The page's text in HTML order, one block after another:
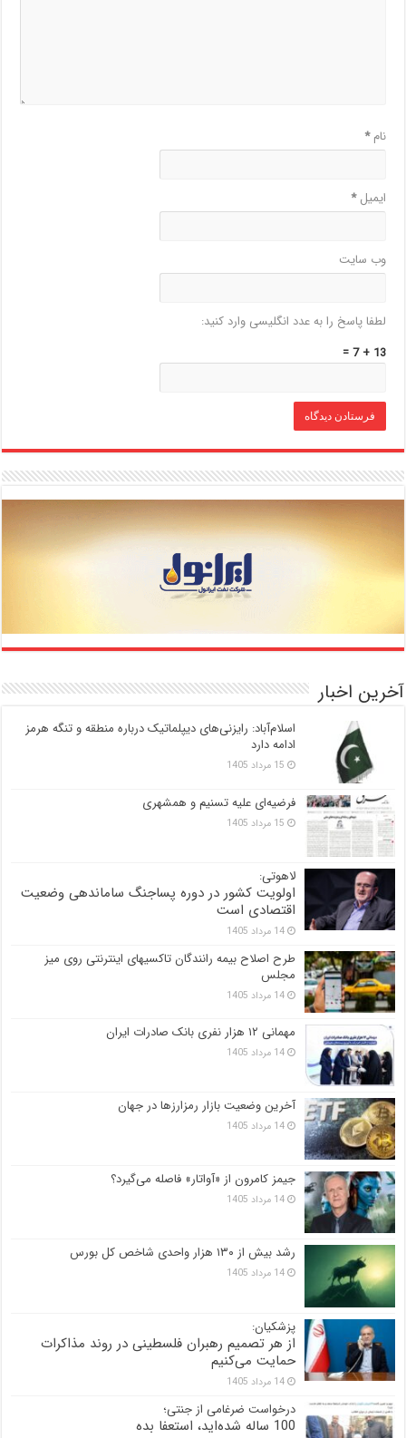
نام*
ایمیل*
وب‌ سایت
لطفا پاسخ را به عدد انگلیسی وارد کنید:
13 + 7 =
آخرین اخبار
اسلام‌آباد: رایزنی‌های دیپلماتیک درباره منطقه و تنگه هرمز
ادامه دارد
15 مرداد 1405
فرضیه‌ای علیه تسنیم و همشهری
15 مرداد 1405
لاهوتی:
اولویت کشور در دوره پساجنگ ساماندهی وضعیت
اقتصادی است
14 مرداد 1405
طرح اصلاح بیمه رانندگان تاکسیهای اینترنتی روی میز
مجلس
14 مرداد 1405
مهمانی ۱۲ هزار نفری بانک صادرات ایران
14 مرداد 1405
آخرین وضعیت بازار رمزارزها در جهان
14 مرداد 1405
جیمز کامرون از «آواتار» فاصله می‌گیرد؟
14 مرداد 1405
رشد بیش از ۱۳۰ هزار واحدی شاخص کل بورس
14 مرداد 1405
پزشکیان:
از هر تصمیم رهبران فلسطینی در روند مذاکرات
حمایت می‌کنیم
14 مرداد 1405
درخواست ضرغامی از جنتی؛
100 ساله شده‌اید، استعفا بده